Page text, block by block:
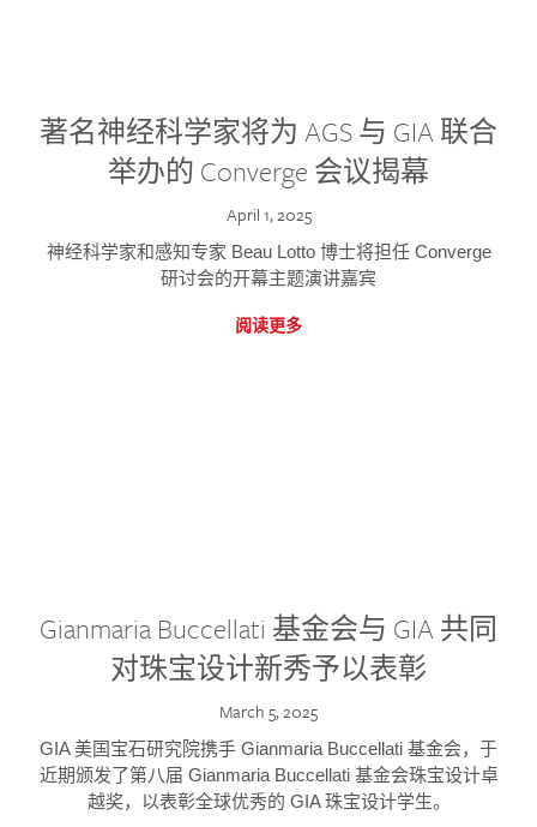
著名神经科学家将为 AGS 与 GIA 联合
举办的 Converge 会议揭幕
April 1, 2025
神经科学家和感知专家 Beau Lotto 博士将担任 Converge
研讨会的开幕主题演讲嘉宾
阅读更多
Gianmaria Buccellati 基金会与 GIA 共同
对珠宝设计新秀予以表彰
March 5, 2025
GIA 美国宝石研究院携手 Gianmaria Buccellati 基金会，于
近期颁发了第八届 Gianmaria Buccellati 基金会珠宝设计卓
越奖，以表彰全球优秀的 GIA 珠宝设计学生。